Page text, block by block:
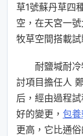
草1號蘇丹草四
空，在天宮一
牧草空間搭載
耐鹽堿耐
討項目擔任人
后，經由過程
好的變更， 包
更高，它比通